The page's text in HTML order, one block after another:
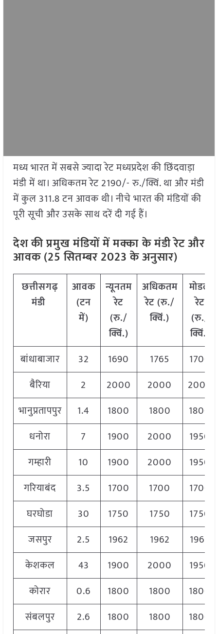
मध्य भारत में सबसे ज्यादा रेट मध्यप्रदेश की छिंदवाड़ा
मंडी में था। अधिकतम रेट 2190/- रु./क्विं. था और मंडी
में कुल 311.8 टन आवक थी। नीचे भारत की मंडियों की
पूरी सूची और उसके साथ दरें दी गई हैं।
देश की प्रमुख मंडियों में मक्काके मंडी रेट और
आवक (25 सितम्बर 2023 के अनुसार)
छत्तीसगढ़
मंडी
आवक
(टन
में)
न्यूनतम
रेट
(रु./
क्विं.)
अधिकतम
रेट (रु./
क्विं.)
मोडल
रेट
(रु./
क्विं.)
बांधाबाजार
32 1690 1765
1700
बैरिया
2 2000 2000
2000
भानुप्रतापपुर
1.4 1800 1800
1800
धनोरा
7 1900 2000
1950
गम्हारी
10 1900 2000
1950
गरियाबंद
3.5 1700 1700
1700
घरघोडा
30 1750 1750
1750
जसपुर
2.5 1962 1962
1962
केशकल
43 1900 2000
1950
कोरार
0.6 1800 1800
1800
संबलपुर
2.6 1800 1800
1800